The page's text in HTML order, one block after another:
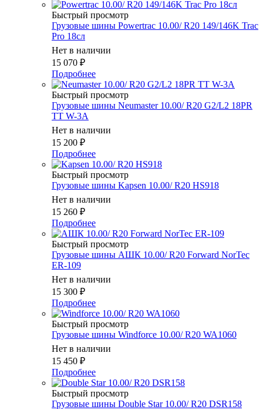
Быстрый просмотр
Грузовые шины Powertrac 10.00/ R20 149/146K Trac
Pro 18сл
Нет в наличии
15 070 ₽
Подробнее
Быстрый просмотр
Грузовые шины Neumaster 10.00/ R20 G2/L2 18PR
TT W-3A
Нет в наличии
15 200 ₽
Подробнее
Быстрый просмотр
Грузовые шины Kapsen 10.00/ R20 HS918
Нет в наличии
15 260 ₽
Подробнее
Быстрый просмотр
Грузовые шины АШК 10.00/ R20 Forward NorTec
ER-109
Нет в наличии
15 300 ₽
Подробнее
Быстрый просмотр
Грузовые шины Windforce 10.00/ R20 WA1060
Нет в наличии
15 450 ₽
Подробнее
Быстрый просмотр
Грузовые шины Double Star 10.00/ R20 DSR158